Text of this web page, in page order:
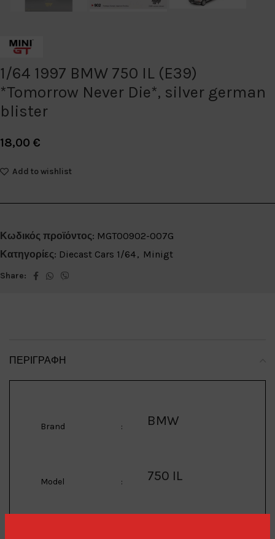
1/64 1997 BMW 750 IL (E39)
*Tomorrow Never Die*, silver german
blister
18,00 €
Add to wishlist
Κωδικός προϊόντος: MGT00902-007G
Κατηγορίες: Diecast Cars 1/64, Minigt
Share:
ΠΕΡΙΓΡΑΦΉ
Brand : BMW
Model : 750 IL